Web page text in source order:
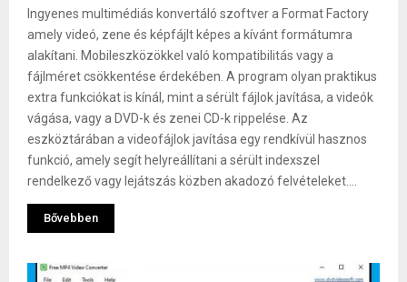
Ingyenes multimédiás konvertáló szoftver a Format Factory
amely videó, zene és képfájlt képes a kívánt formátumra
alakítani. Mobileszközökkel való kompatibilitás vagy a
fájlméret csökkentése érdekében. A program olyan praktikus
extra funkciókat is kínál, mint a sérült fájlok javítása, a videók
vágása, vagy a DVD-k és zenei CD-k rippelése. Az
eszköztárában a videofájlok javítása egy rendkívül hasznos
funkció, amely segít helyreállítani a sérült indexszel
rendelkező vagy lejátszás közben akadozó felvételeket....
Bővebben